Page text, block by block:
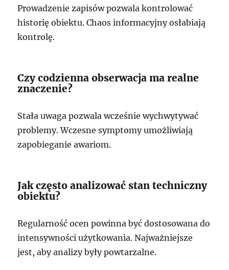
Prowadzenie zapisów pozwala kontrolować
historię obiektu. Chaos informacyjny osłabiają
kontrolę.
Czy codzienna obserwacja ma realne
znaczenie?
Stała uwaga pozwala wcześnie wychwytywać
problemy. Wczesne symptomy umożliwiają
zapobieganie awariom.
Jak często analizować stan techniczny
obiektu?
Regularność ocen powinna być dostosowana do
intensywności użytkowania. Najważniejsze
jest, aby analizy były powtarzalne.